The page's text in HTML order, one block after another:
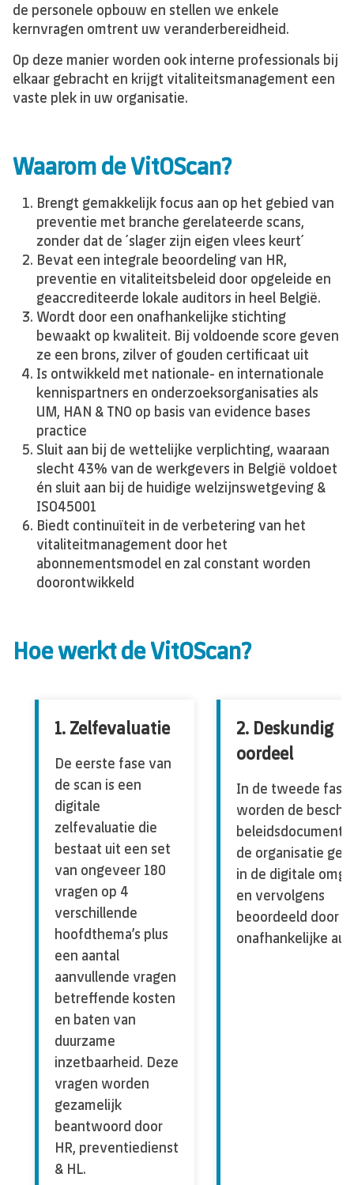
de personele opbouw en stellen we enkele
kernvragen omtrent uw veranderbereidheid.
Op deze manier worden ook interne professionals bij
elkaar gebracht en krijgt vitaliteitsmanagement een
vaste plek in uw organisatie.
Waarom de VitOScan?
Brengt gemakkelijk focus aan op het gebied van
preventie met branche gerelateerde scans,
zonder dat de ´slager zijn eigen vlees keurt´
Bevat een integrale beoordeling van HR,
preventie en vitaliteitsbeleid door opgeleide en
geaccrediteerde lokale auditors in heel België.
Wordt door een onafhankelijke stichting
bewaakt op kwaliteit. Bij voldoende score geven
ze een brons, zilver of gouden certificaat uit
Is ontwikkeld met nationale- en internationale
kennispartners en onderzoeksorganisaties als
UM, HAN & TNO op basis van evidence bases
practice
Sluit aan bij de wettelijke verplichting, waaraan
slecht 43% van de werkgevers in België voldoet
én sluit aan bij de huidige welzijnswetgeving &
ISO45001
Biedt continuïteit in de verbetering van het
vitaliteitmanagement door het
abonnementsmodel en zal constant worden
doorontwikkeld
Hoe werkt de VitOScan?
1. Zelfevaluatie
De eerste fase van
de scan is een
digitale
zelfevaluatie die
bestaat uit een set
van ongeveer 180
vragen op 4
verschillende
hoofdthema’s plus
een aantal
aanvullende vragen
betreffende kosten
en baten van
duurzame
inzetbaarheid. Deze
vragen worden
gezamelijk
beantwoord door
HR, preventiedienst
& HL.
2. Deskundig
oordeel
In de tweede fase
worden de
de organisatie
in de digitale
en vervolgens
beoordeeld door
onafhankelijke